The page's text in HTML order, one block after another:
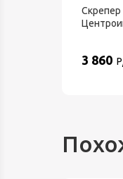
Скрепер
3 860